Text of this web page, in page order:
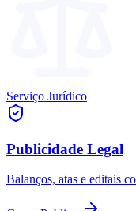
Serviço Jurídico
Publicidade Legal
Balanços, atas e editais